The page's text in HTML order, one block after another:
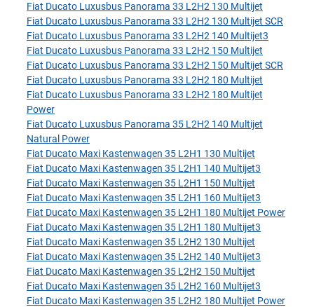
Fiat Ducato Luxusbus Panorama 33 L2H2 130 Multijet
Fiat Ducato Luxusbus Panorama 33 L2H2 130 Multijet SCR
Fiat Ducato Luxusbus Panorama 33 L2H2 140 Multijet3
Fiat Ducato Luxusbus Panorama 33 L2H2 150 Multijet
Fiat Ducato Luxusbus Panorama 33 L2H2 150 Multijet SCR
Fiat Ducato Luxusbus Panorama 33 L2H2 180 Multijet
Fiat Ducato Luxusbus Panorama 33 L2H2 180 Multijet
Power
Fiat Ducato Luxusbus Panorama 35 L2H2 140 Multijet
Natural Power
Fiat Ducato Maxi Kastenwagen 35 L2H1 130 Multijet
Fiat Ducato Maxi Kastenwagen 35 L2H1 140 Multijet3
Fiat Ducato Maxi Kastenwagen 35 L2H1 150 Multijet
Fiat Ducato Maxi Kastenwagen 35 L2H1 160 Multijet3
Fiat Ducato Maxi Kastenwagen 35 L2H1 180 Multijet Power
Fiat Ducato Maxi Kastenwagen 35 L2H1 180 Multijet3
Fiat Ducato Maxi Kastenwagen 35 L2H2 130 Multijet
Fiat Ducato Maxi Kastenwagen 35 L2H2 140 Multijet3
Fiat Ducato Maxi Kastenwagen 35 L2H2 150 Multijet
Fiat Ducato Maxi Kastenwagen 35 L2H2 160 Multijet3
Fiat Ducato Maxi Kastenwagen 35 L2H2 180 Multijet Power